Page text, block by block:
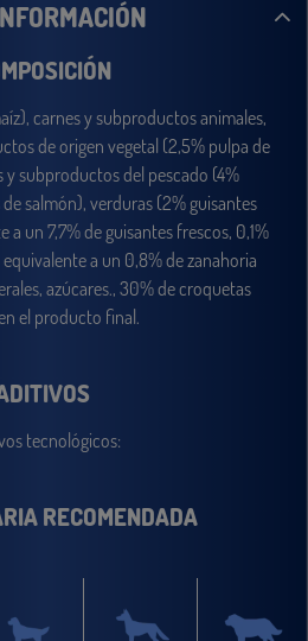
carnes y subproductos animales,
de origen vegetal (2,5% pulpa de
y subproductos del pescado (4%
salmón), verduras (2% guisantes
un 7,7% de guisantes frescos, 0,1%
a un 0,8% de zanahoria
azúcares., 30% de croquetas
el producto final.
tecnológicos:
RECOMENDADA